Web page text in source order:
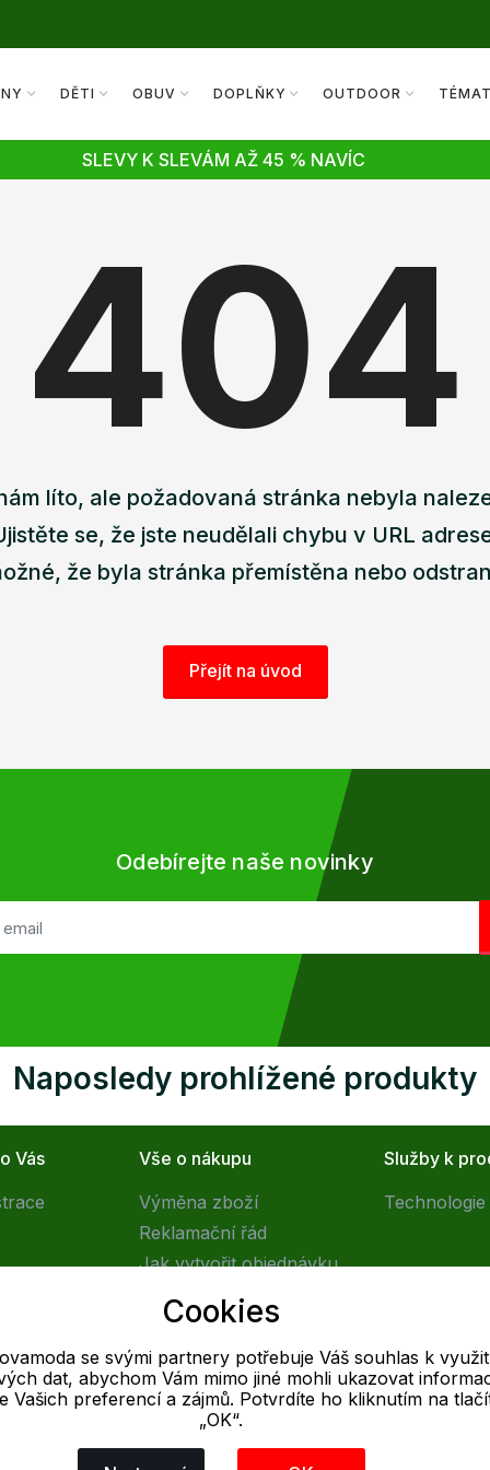
DĚTI OBUV DOPLŇKY OUTDOOR
SLEVY K SLEVÁM AŽ 45 % NAVÍC
404
líto, ale požadovaná stránka nebyla
se, že jste neudělali chybu v URL
že byla stránka přemístěna nebo
Přejít na úvod
Odebírejte naše novinky
Naposledy prohlížené produkty
Vás
Vše o nákupu
Výměna zboží
Reklamační řád
Jak vytvořit objednávku
Obchodní podmínky
Doprava
Služby k
E-mail
info@outletovamoda.cz
Cookies
se svými partnery potřebuje Váš souhlas k
dat, abychom Vám mimo jiné mohli ukazovat
Vašich preferencí a zájmů. Potvrdíte ho kliknutím na
„OK“.